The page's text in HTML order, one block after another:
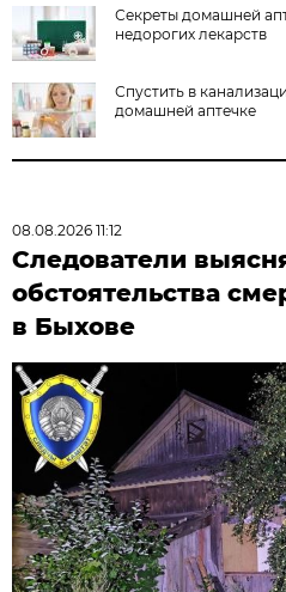
Секреты домашней
недорогих лекарств
Спустить в
домашней аптечке
08.08.2026 11:12
Следователи
обстоятельства
в Быхове